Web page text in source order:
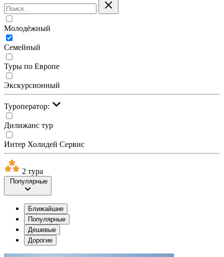
Молодёжный
Семейный
Туры по Европе
Экскурсионный
Туроператор:
Дилижанс тур
Интер Холидей Сервис
2 тура
Популярные
Ближайшие
Популярные
Дешевые
Дорогие